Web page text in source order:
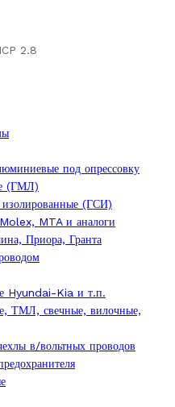
2.8
под опрессовку
(ГМЛ)
изолированные (ГСИ)
MTA и аналоги
Приора, Гранта
Hyundai-Kia и т.п.
ТМЛ, свечные, вилочные,
в/вольтных проводов